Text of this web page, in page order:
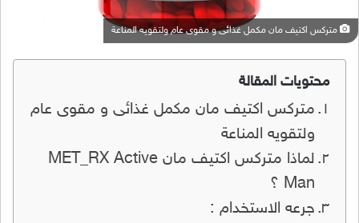
متركس اكتيف مان مكمل غذائى و مقوى عام ولتقويه المناعة
محتويات المقالة
متركس اكتيف مان مكمل غذائى و مقوى عام
ولتقويه المناعة
لماذا متركس اكتيف مان MET_RX Active
Man ؟
جرعه الاستخدام :